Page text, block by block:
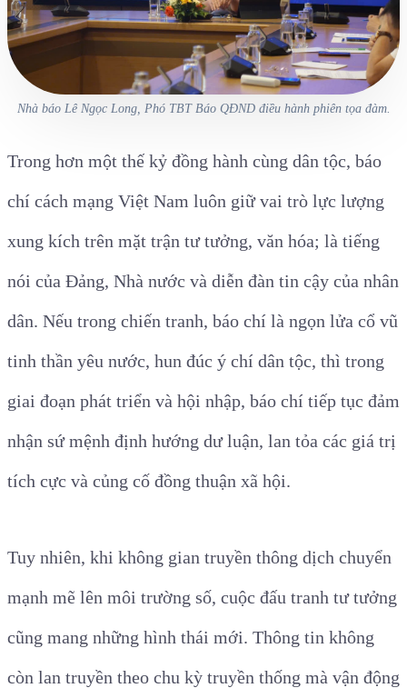
Nhà báo Lê Ngọc Long, Phó TBT Báo QĐND điều hành phiên tọa đàm.
Trong hơn một thế kỷ đồng hành cùng dân tộc, báo
chí cách mạng Việt Nam luôn giữ vai trò lực lượng
xung kích trên mặt trận tư tưởng, văn hóa; là tiếng
nói của Đảng, Nhà nước và diễn đàn tin cậy của nhân
dân. Nếu trong chiến tranh, báo chí là ngọn lửa cổ vũ
tinh thần yêu nước, hun đúc ý chí dân tộc, thì trong
giai đoạn phát triển và hội nhập, báo chí tiếp tục đảm
nhận sứ mệnh định hướng dư luận, lan tỏa các giá trị
tích cực và củng cố đồng thuận xã hội.
Tuy nhiên, khi không gian truyền thông dịch chuyển
mạnh mẽ lên môi trường số, cuộc đấu tranh tư tưởng
cũng mang những hình thái mới. Thông tin không
còn lan truyền theo chu kỳ truyền thống mà vận động